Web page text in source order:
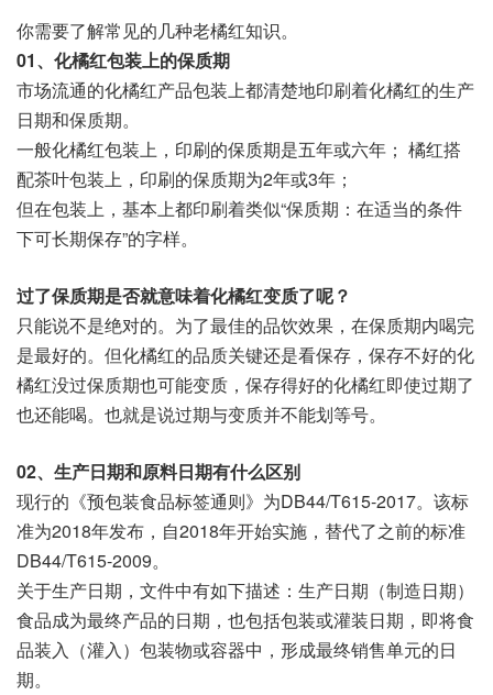
你需要了解常见的几种老橘红知识。
01、化橘红包装上的保质期
市场流通的化橘红产品包装上都清楚地印刷着化橘红的生产
日期和保质期。
一般化橘红包装上，印刷的保质期是五年或六年； 橘红搭
配茶叶包装上，印刷的保质期为2年或3年；
但在包装上，基本上都印刷着类似“保质期：在适当的条件
下可长期保存”的字样。
过了保质期是否就意味着化橘红变质了呢？
只能说不是绝对的。为了最佳的品饮效果，在保质期内喝完
是最好的。但化橘红的品质关键还是看保存，保存不好的化
橘红没过保质期也可能变质，保存得好的化橘红即使过期了
也还能喝。也就是说过期与变质并不能划等号。
02、生产日期和原料日期有什么区别
现行的《预包装食品标签通则》为DB44/T615-2017。该标
准为2018年发布，自2018年开始实施，替代了之前的标准
DB44/T615-2009。
关于生产日期，文件中有如下描述：生产日期（制造日期）
食品成为最终产品的日期，也包括包装或灌装日期，即将食
品装入（灌入）包装物或容器中，形成最终销售单元的日
期。